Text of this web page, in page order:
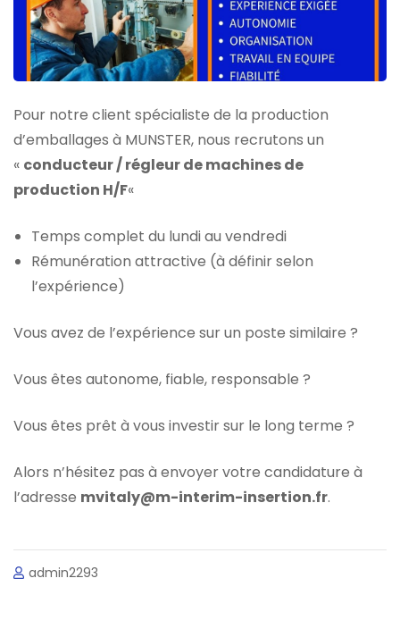
Pour notre client spécialiste de la production
d’emballages à MUNSTER, nous recrutons un
« conducteur / régleur de machines de
production H/F«
Temps complet du lundi au vendredi
Rémunération attractive (à définir selon
l’expérience)
Vous avez de l’expérience sur un poste similaire ?
Vous êtes autonome, fiable, responsable ?
Vous êtes prêt à vous investir sur le long terme ?
Alors n’hésitez pas à envoyer votre candidature à
l’adresse mvitaly@m-interim-insertion.fr.
admin2293